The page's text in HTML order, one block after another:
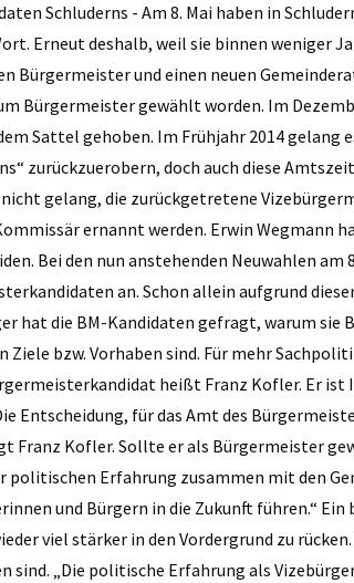
Schluderns - Am 8. Mai haben in
Erneut deshalb, weil sie binnen weniger
Bürgermeister und einen neuen
Bürgermeister gewählt worden. Im
Sattel gehoben. Im Frühjahr 2014 gelang
zurückzuerobern, doch auch diese
nicht gelang, die zurückgetretene
ernannt werden. Erwin Wegmann
Bei den nun anstehenden Neuwahlen am
an. Schon allein aufgrund
hat die BM-Kandidaten gefragt, warum sie
bzw. Vorhaben sind. Für mehr
heißt Franz Kofler. Er ist
Entscheidung, für das Amt des
Franz Kofler. Sollte er als Bürgermeister
politischen Erfahrung zusammen mit den
und Bürgern in die Zukunft führen.“ Ein
viel stärker in den Vordergrund zu rücken.
sind. „Die politische Erfahrung als